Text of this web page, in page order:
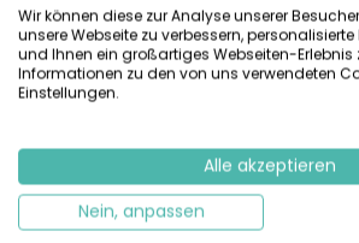
können auch Mahlzeiten mitnehmen.
schnuppern Sie beim Spazierengehen
Lavendelduft in der Luft? Denn die
violett blühenden Lavendelfeldern und
Hochsaison veranstalten die
Schatzsuchen, Sportturnier und
jungen Gäste zwischen 6 und 11 Jahren.
freuen sich über den modernen,
Wir können diese zur Analyse unserer
unsere Webseite zu verbessern,
und Ihnen ein großartiges Webseiten-Erlebnis
Informationen zu den von uns verwendeten
Einstellungen.
Alle akzeptieren
Nein, anpassen